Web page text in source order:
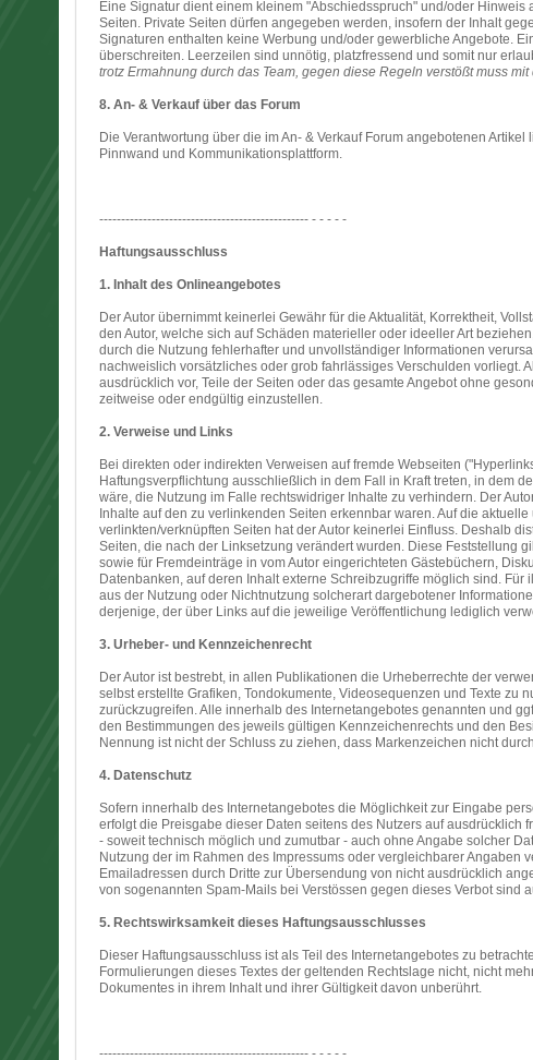
Eine Signatur dient einem kleinem "Abschiedsspruch" und/oder
Seiten. Private Seiten dürfen angegeben werden, insofern der Inhalt
Signaturen enthalten keine Werbung und/oder gewerbliche Angebote.
überschreiten. Leerzeilen sind unnötig, platzfressend und somit nur
trotz Ermahnung durch das Team, gegen diese Regeln verstößt muss
8. An- & Verkauf über das Forum
Die Verantwortung über die im An- & Verkauf Forum angebotenen
Pinnwand und Kommunikationsplattform.
------------------------------------------------ - - - - -
Haftungsausschluss
1. Inhalt des Onlineangebotes
Der Autor übernimmt keinerlei Gewähr für die Aktualität, Korrektheit,
den Autor, welche sich auf Schäden materieller oder ideeller Art
durch die Nutzung fehlerhafter und unvollständiger Informationen
nachweislich vorsätzliches oder grob fahrlässiges Verschulden vorliegt.
ausdrücklich vor, Teile der Seiten oder das gesamte Angebot ohne
zeitweise oder endgültig einzustellen.
2. Verweise und Links
Bei direkten oder indirekten Verweisen auf fremde Webseiten
Haftungsverpflichtung ausschließlich in dem Fall in Kraft treten, in dem
wäre, die Nutzung im Falle rechtswidriger Inhalte zu verhindern. Der
Inhalte auf den zu verlinkenden Seiten erkennbar waren. Auf die
verlinkten/verknüpften Seiten hat der Autor keinerlei Einfluss. Deshalb
Seiten, die nach der Linksetzung verändert wurden. Diese Feststellung
sowie für Fremdeinträge in vom Autor eingerichteten Gästebüchern,
Datenbanken, auf deren Inhalt externe Schreibzugriffe möglich sind.
aus der Nutzung oder Nichtnutzung solcherart dargebotener
derjenige, der über Links auf die jeweilige Veröffentlichung lediglich
3. Urheber- und Kennzeichenrecht
Der Autor ist bestrebt, in allen Publikationen die Urheberrechte der
selbst erstellte Grafiken, Tondokumente, Videosequenzen und Texte zu
zurückzugreifen. Alle innerhalb des Internetangebotes genannten und
den Bestimmungen des jeweils gültigen Kennzeichenrechts und den
Nennung ist nicht der Schluss zu ziehen, dass Markenzeichen nicht
4. Datenschutz
Sofern innerhalb des Internetangebotes die Möglichkeit zur Eingabe
erfolgt die Preisgabe dieser Daten seitens des Nutzers auf
- soweit technisch möglich und zumutbar - auch ohne Angabe solcher
Nutzung der im Rahmen des Impressums oder vergleichbarer Angaben
Emailadressen durch Dritte zur Übersendung von nicht ausdrücklich
von sogenannten Spam-Mails bei Verstössen gegen dieses Verbot sind
5. Rechtswirksamkeit dieses Haftungsausschlusses
Dieser Haftungsausschluss ist als Teil des Internetangebotes zu
Formulierungen dieses Textes der geltenden Rechtslage nicht, nicht
Dokumentes in ihrem Inhalt und ihrer Gültigkeit davon unberührt.
------------------------------------------------ - - - - -